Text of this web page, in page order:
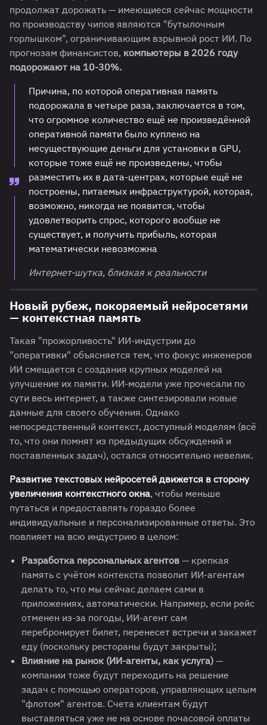
продолжат дорожать — имеющиеся сейчас мощности
по производству чипов являются "бутылочным
горлышком", ограничивающим взрывной рост ИИ. По
прогнозам финансистов, компьютеры в 2026 году
подорожают на 10-30%.
Причина, по которой оперативная память
подорожала в четыре раза, заключается в том,
что огромное количество ещё не произведённой
оперативной памяти было куплено на
несуществующие деньги для установки в GPU,
которые тоже ещё не произведены, чтобы
разместить их в дата-центрах, которые ещё не
построены, питаемых инфраструктурой, которая,
возможно, никогда не появится, чтобы
удовлетворить спрос, которого вообще не
существует, и получить прибыль, которая
математически невозможна
Интернет-шутка, близкая к реальности
Новый рубеж, покоряемый нейросетями
— контекстная память
Такая "прожорливость" ИИ-индустрии до
"оперативки" объясняется тем, что фокус инженеров
ИИ смещается с создания крупных моделей на
улучшение их памяти. ИИ-модели уже прочесали по
сути весь интернет, а также синтезировали новые
данные для своего обучения. Однако
непосредственный контекст, доступный моделям (всё
то, что они помнят из предыдущих обсуждений и
поставленных задач), остался относительно невелик.
Развитие текстовых нейросетей движется в сторону
увеличения контекстного окна, чтобы меньше
путаться и предоставлять гораздо более
индивидуальные и персонализированные ответы. Это
повлияет на всю индустрию в целом:
Разработка персональных агентов — крепкая
память с учётом контекста позволит ИИ-агентам
делать то, что мы сейчас делаем сами в
приложениях, автоматически. Например, если рейс
отменен из-за погоды, ИИ-агент сам
перебронирует билет, перенесет встречи и закажет
еду (поскольку рестораны будут закрыты);
Влияние на рынок (ИИ-агенты, как услуга) —
компании тоже будут переходить на решение
задач с помощью операторов, управляющих целым
"флотом" агентов. Счета клиентам будут
выставляться уже не на основе почасовой оплаты